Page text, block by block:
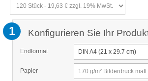
1 Konfigurieren Sie Ihr
Endformat DIN A4 (21 x 29.7 cm)
Papier 170 g/m² Bilderdruck matt